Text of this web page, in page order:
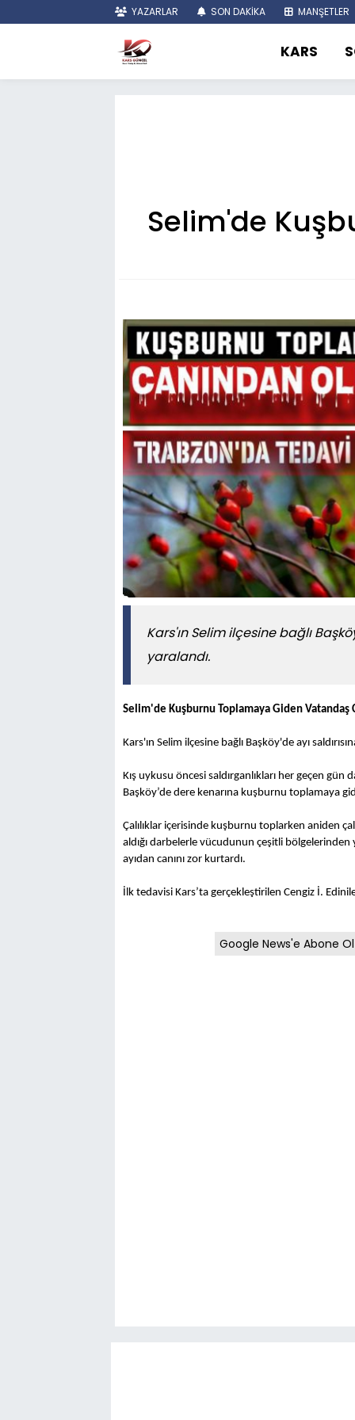
YAZARLAR SON DAKİKA MANŞETLER
KARS
Selim'de
Kars'ın Selim ilçesine bağlı
yaralandı.
Selim'de Kuşburnu Toplamaya Giden Vatandaş
Kars'ın Selim ilçesine bağlı Başköy'de ayı
Kış uykusu öncesi saldırganlıkları her geçen
Başköy’de dere kenarına kuşburnu toplamaya
Çalılıklar içerisinde kuşburnu toplarken aniden
aldığı darbelerle vücudunun çeşitli
ayıdan canını zor kurtardı.
İlk tedavisi Kars’ta gerçekleştirilen Cengiz İ.
Google News'e Abone Ol